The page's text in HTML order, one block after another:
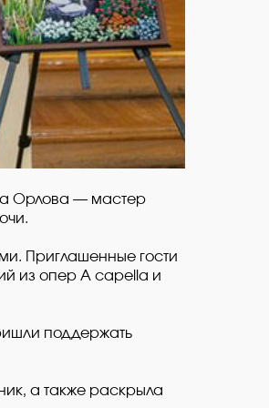
Орлова — мастер
Приглашенные гости
из опер A capella и
поддержать
а также раскрыла